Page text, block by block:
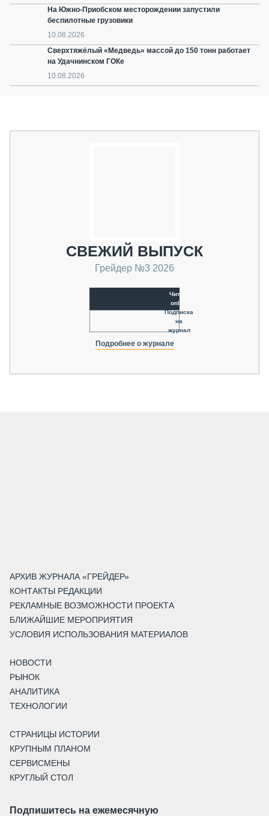
На Южно-Приобском месторождении запустили
беспилотные грузовики
10.08.2026
Сверхтяжёлый «Медведь» массой до 150 тонн работает
на Удачнинском ГОКе
10.08.2026
СВЕЖИЙ ВЫПУСК
Грейдер №3 2026
Читать
online
Подписка
на
журнал
Подробнее о журнале
АРХИВ ЖУРНАЛА «ГРЕЙДЕР»
КОНТАКТЫ РЕДАКЦИИ
РЕКЛАМНЫЕ ВОЗМОЖНОСТИ ПРОЕКТА
БЛИЖАЙШИЕ МЕРОПРИЯТИЯ
УСЛОВИЯ ИСПОЛЬЗОВАНИЯ МАТЕРИАЛОВ
НОВОСТИ
РЫНОК
АНАЛИТИКА
ТЕХНОЛОГИИ
СТРАНИЦЫ ИСТОРИИ
КРУПНЫМ ПЛАНОМ
СЕРВИСМЕНЫ
КРУГЛЫЙ СТОЛ
Подпишитесь на ежемесячную